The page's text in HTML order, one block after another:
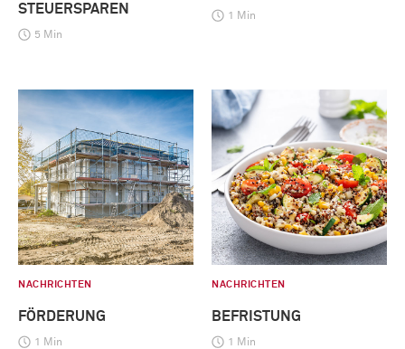
STEUERSPAREN
5 Min
1 Min
NACHRICHTEN
FÖRDERUNG
1 Min
NACHRICHTEN
BEFRISTUNG
1 Min